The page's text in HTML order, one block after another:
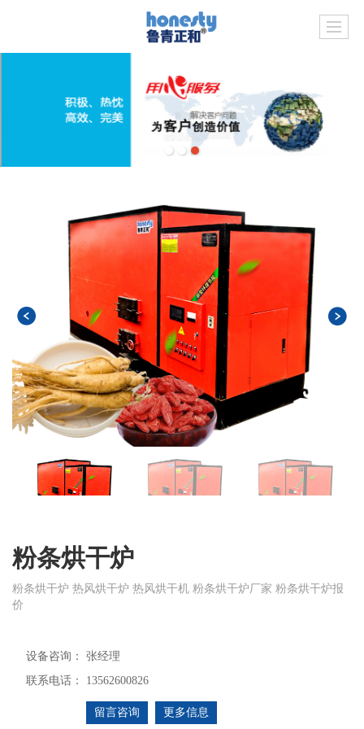
粉条烘干炉
粉条烘干炉 热风烘干炉 热风烘干机 粉条烘干炉厂家 粉条烘干炉报
价
设备咨询：
张经理
联系电话：
13562600826
留言咨询 更多信息